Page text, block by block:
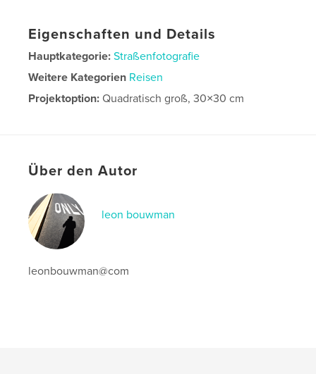
Eigenschaften und Details
Hauptkategorie: Straßenfotografie
Weitere Kategorien Reisen
Projektoption:Quadratisch groß, 30×30 cm
Über den Autor
leon bouwman
leonbouwman@com